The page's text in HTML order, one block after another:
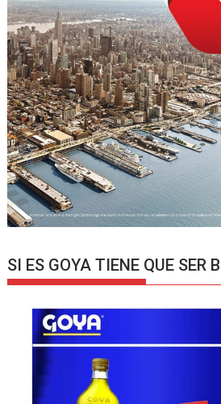
SI ES GOYA TIENE QUE SER